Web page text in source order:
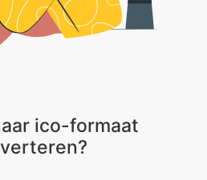
ico-formaat
eenvoudig om nef naar icoafbeeldingen
deze eenvoudige stappen: -
Klik op de knop „Bestanden